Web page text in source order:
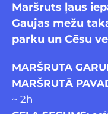
Maršruts ļaus
Gaujas mežu
parku un Cēsu
MARŠRUTA
MARŠRUTĀ
~ 2h